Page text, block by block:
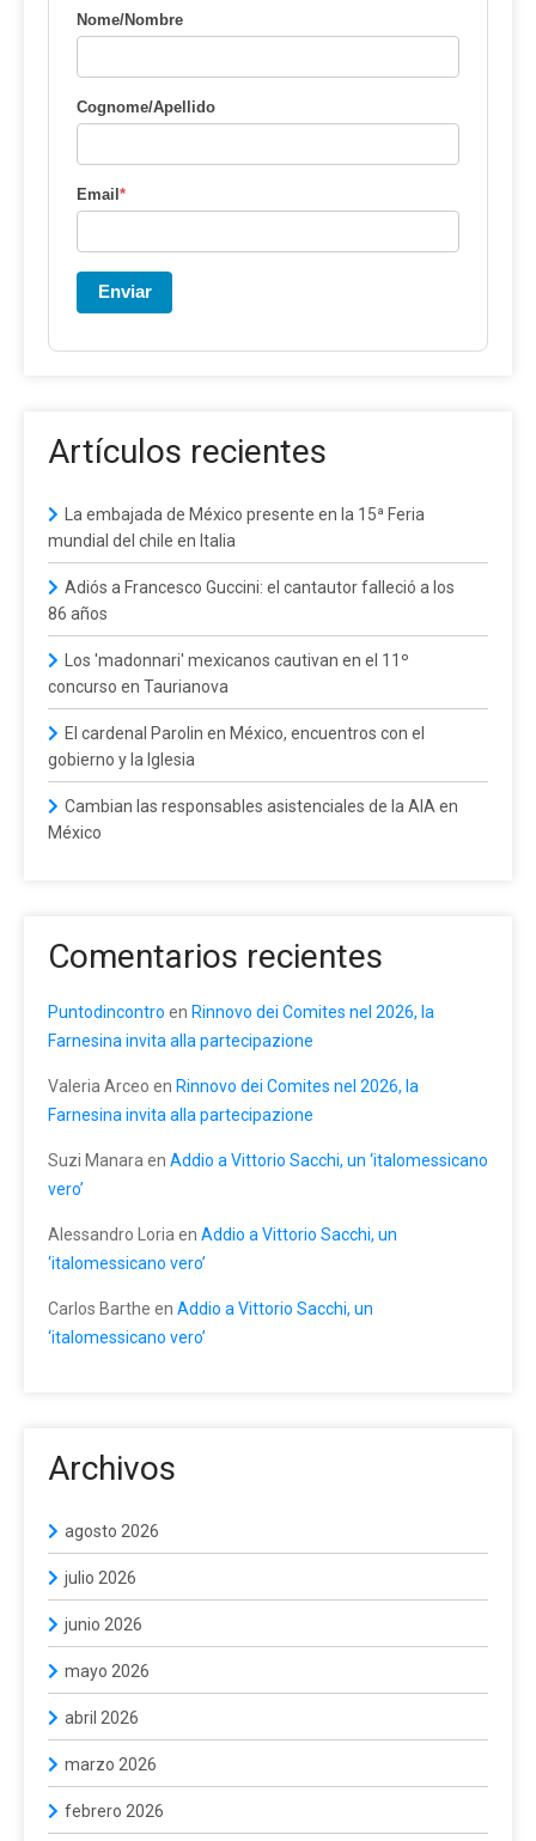
Nome/Nombre
Cognome/Apellido
Email*
Enviar
Artículos recientes
La embajada de México presente en la 15ª Feria
mundial del chile en Italia
Adiós a Francesco Guccini: el cantautor falleció a los
86 años
Los 'madonnari' mexicanos cautivan en el 11º
concurso en Taurianova
El cardenal Parolin en México, encuentros con el
gobierno y la Iglesia
Cambian las responsables asistenciales de la AIA en
México
Comentarios recientes
Puntodincontro en Rinnovo dei Comites nel 2026, la
Farnesina invita alla partecipazione
Valeria Arceo en Rinnovo dei Comites nel 2026, la
Farnesina invita alla partecipazione
Suzi Manara en Addio a Vittorio Sacchi, un ‘italomessicano
vero’
Alessandro Loria en Addio a Vittorio Sacchi, un
‘italomessicano vero’
Carlos Barthe en Addio a Vittorio Sacchi, un
‘italomessicano vero’
Archivos
agosto 2026
julio 2026
junio 2026
mayo 2026
abril 2026
marzo 2026
febrero 2026